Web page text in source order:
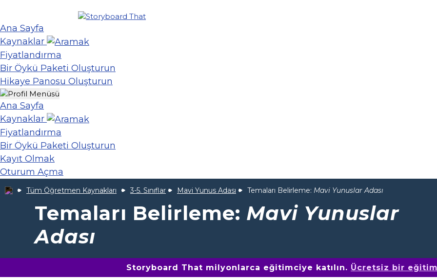
Ana Sayfa
Kaynaklar
Fiyatlandırma
Bir Öykü Paketi Oluşturun
Hikaye Panosu Oluşturun
Ana Sayfa
Kaynaklar
Fiyatlandırma
Bir Öykü Paketi Oluşturun
Kayıt Olmak
Oturum Açma
Tüm Öğretmen Kaynakları 3-5. Sınıflar Mavi Yunus Adası Temaları Belirleme: Mavi Yunuslar Adası
Temaları Belirleme: Mavi Yunuslar
Adası
Storyboard That milyonlarca eğitimciye katılın. Ücretsiz bir